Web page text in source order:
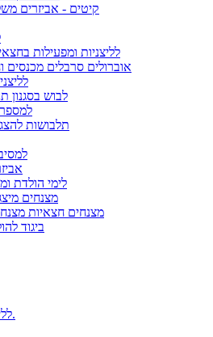
קיטים - אביזרים
לליצניות ומפעילות
אוברולים סרבלים מכנסים
לבוש בסגנון
תלבושות
לימי הולדת
מצנחים
מצנחים חצאיות
ביגוד
לליצנים ולמפעילים.